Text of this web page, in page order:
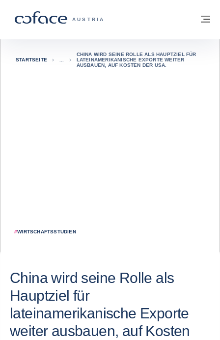
COFACE FOR TRADE - WEBSEITE DER
AUSTRIA
Zurück zur Startseite
#WIRTSCHAFTSSTUDIEN
STARTSEITE
CHINA WIRD SEINE ROLLE ALS HAUPTZIEL FÜR
LATEINAMERIKANISCHE EXPORTE WEITER
AUSBAUEN, AUF KOSTEN DER USA.
China wird seine Rolle als
Hauptziel für
lateinamerikanische Exporte
weiter ausbauen, auf Kosten